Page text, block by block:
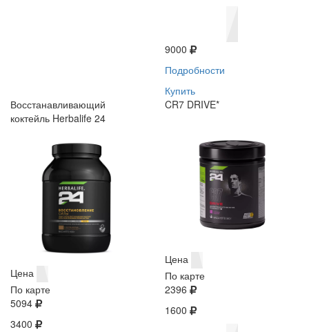
9000
Подробности
Купить
Восстанавливающий
коктейль Herbalife 24
Цена
По карте
5094
3400
CR7 DRIVE*
Цена
По карте
2396
1600